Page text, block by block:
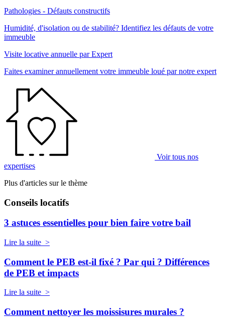
Pathologies - Défauts constructifs
Humidité, d'isolation ou de stabilité? Identifiez les défauts de votre
immeuble
Visite locative annuelle par Expert
Faites examiner annuellement votre immeuble loué par notre expert
Voir tous nos
expertises
Plus d'articles sur le thème
Conseils locatifs
3 astuces essentielles pour bien faire votre bail
Lire la suite >
Comment le PEB est-il fixé ? Par qui ? Différences
de PEB et impacts
Lire la suite >
Comment nettoyer les moissisures murales ?